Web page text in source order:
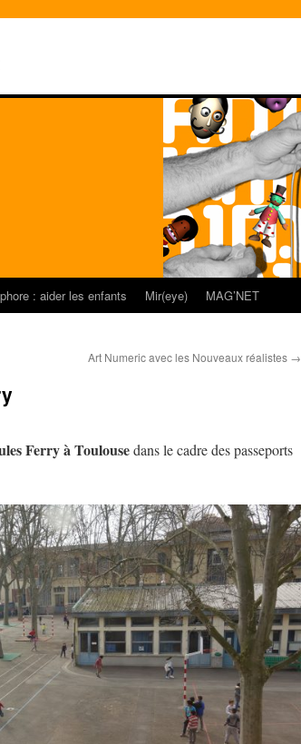
: aider les enfants Mir(eye) MAG’NET
Art Numeric avec les Nouveaux réalistes →
Ferry à Toulousedans le cadre des passeports